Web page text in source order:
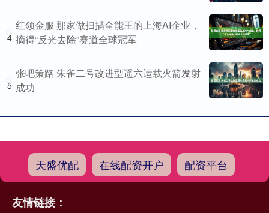
4
红领金服 那家做扫描全能王的上海AI企业，
摘得“反光去除”赛道全球冠军
5
张吧策路 朱雀二号改进型遥六运载火箭发射
成功
天盛优配 在线配资开户 配资平台
友情链接：